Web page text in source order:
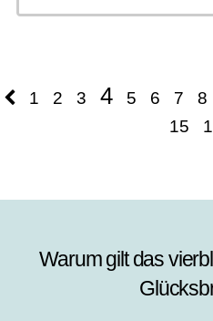
1 2 3 4 5 6 7 8
15
Warum gilt das